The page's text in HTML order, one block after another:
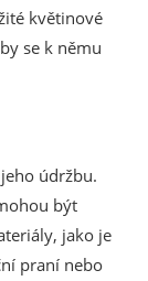
květinové
se k němu
údržbu.
být
jako je
praní nebo